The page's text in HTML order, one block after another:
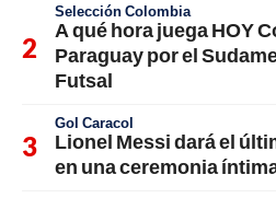
Selección Colombia
A qué hora juega HOY
Paraguay por el
Futsal
Gol Caracol
Lionel Messi dará el
en una ceremonia